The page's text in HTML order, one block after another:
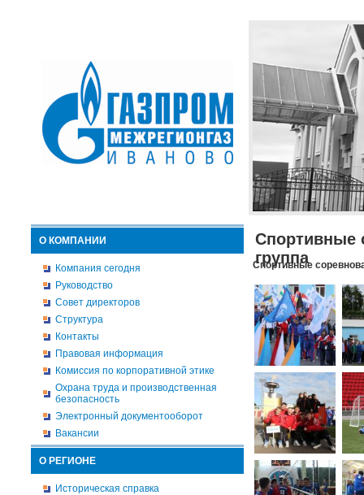
О КОМПАНИИ
Компания сегодня
Руководство
Совет директоров
Структура
Контакты
Правовая информация
Комиссия по корпоративной этике
Охрана труда и производственная
безопасность
Электронный документооборот
Вакансии
О РЕГИОНЕ
Историческая справка
Спортивные
группа
Спортивные